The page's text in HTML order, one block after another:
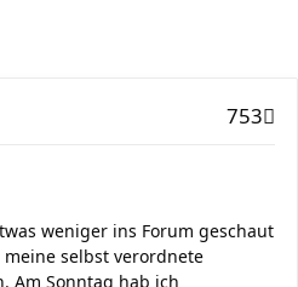
753
weniger ins Forum geschaut
selbst verordnete
Am Sonntag hab ich